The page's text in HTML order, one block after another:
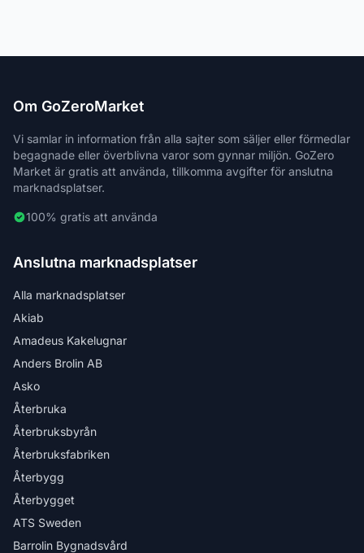
Om GoZeroMarket
Vi samlar in information från alla sajter som säljer eller förmedlar
begagnade eller överblivna varor som gynnar miljön. GoZero
Market är gratis att använda, tillkomma avgifter för anslutna
marknadsplatser.
100% gratis att använda
Anslutna marknadsplatser
Alla marknadsplatser
Akiab
Amadeus Kakelugnar
Anders Brolin AB
Asko
Återbruka
Återbruksbyrån
Återbruksfabriken
Återbygg
Återbygget
ATS Sweden
Barrolin Bygnadsvård